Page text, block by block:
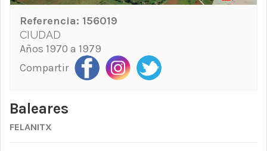
Referencia: 156019
CIUDAD
Años 1970 a 1979
Compartir
Baleares
FELANITX